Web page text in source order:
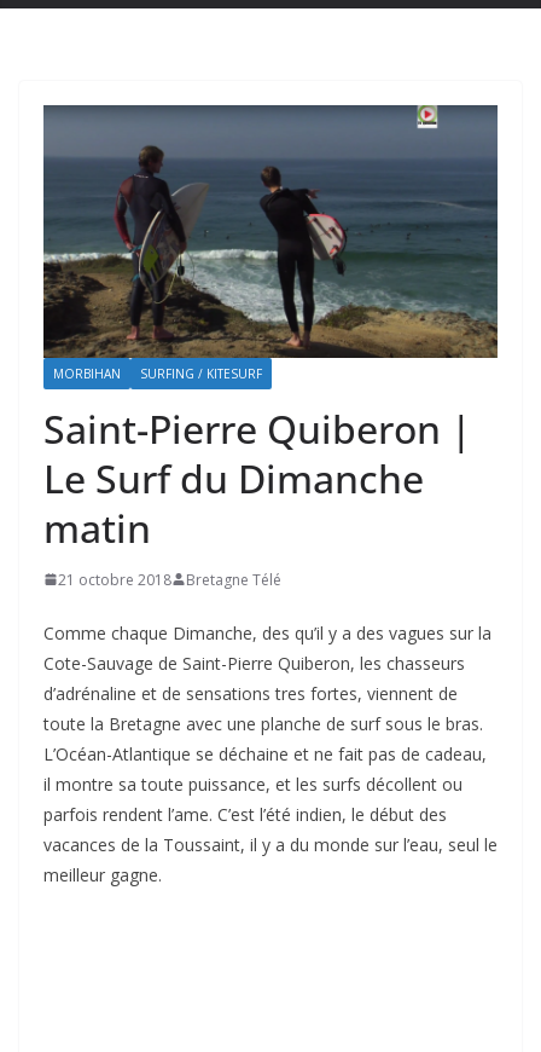
MORBIHAN SURFING / KITESURF
Saint-Pierre Quiberon |
Le Surf du Dimanche
matin
21 octobre 2018 Bretagne Télé
Comme chaque Dimanche, des qu’il y a des vagues sur la
Cote-Sauvage de Saint-Pierre Quiberon, les chasseurs
d’adrénaline et de sensations tres fortes, viennent de
toute la Bretagne avec une planche de surf sous le bras.
L’Océan-Atlantique se déchaine et ne fait pas de cadeau,
il montre sa toute puissance, et les surfs décollent ou
parfois rendent l’ame. C’est l’été indien, le début des
vacances de la Toussaint, il y a du monde sur l’eau, seul le
meilleur gagne.